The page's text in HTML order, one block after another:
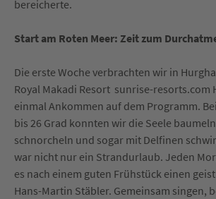
bereicherte.
Start am Roten Meer: Zeit zum
Die erste Woche verbrachten wir in
Royal Makadi Resort sunrise-resorts.com
einmal Ankommen auf dem Programm.
bis 26 Grad konnten wir die Seele
schnorcheln und sogar mit Delfinen
war nicht nur ein Strandurlaub. Jeden
es nach einem guten Frühstück einen
Hans-Martin Stäbler. Gemeinsam singen,